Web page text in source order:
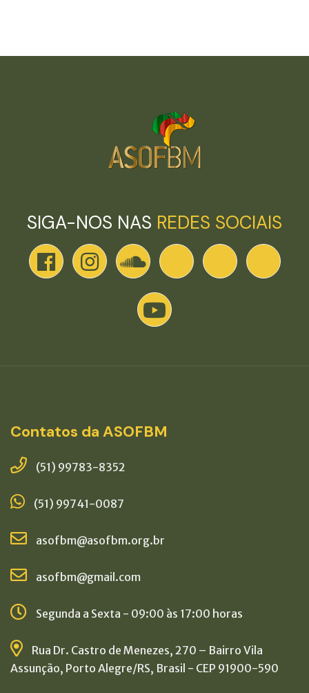
SIGA-NOS NAS REDES SOCIAIS
Contatos da ASOFBM
(51) 99783-8352
(51) 99741-0087
asofbm@asofbm.org.br
asofbm@gmail.com
Segunda a Sexta - 09:00 às 17:00 horas
Rua Dr. Castro de Menezes, 270 – Bairro Vila
Assunção, Porto Alegre/RS, Brasil - CEP 91900-590